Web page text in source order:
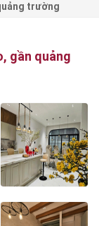
trường
gần quảng